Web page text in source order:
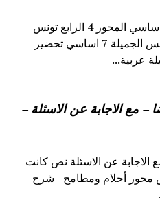
شرح قصيدة تونس الجميلة 7 اساسي المحور 4 الرابع تونس
الجميلة شرح نصوص محور تونس الجميلة 7 اساسي تحضير
عربية...
مع الاجابة عن الاسئلة –
عن الاسئلة نص كانت
المحور 5 الخامس محور أحلام ومطامح - شرح